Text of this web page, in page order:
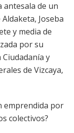
antesala de un
Joseba
y media de
por su
y
de Vizcaya,
emprendida por
colectivos?